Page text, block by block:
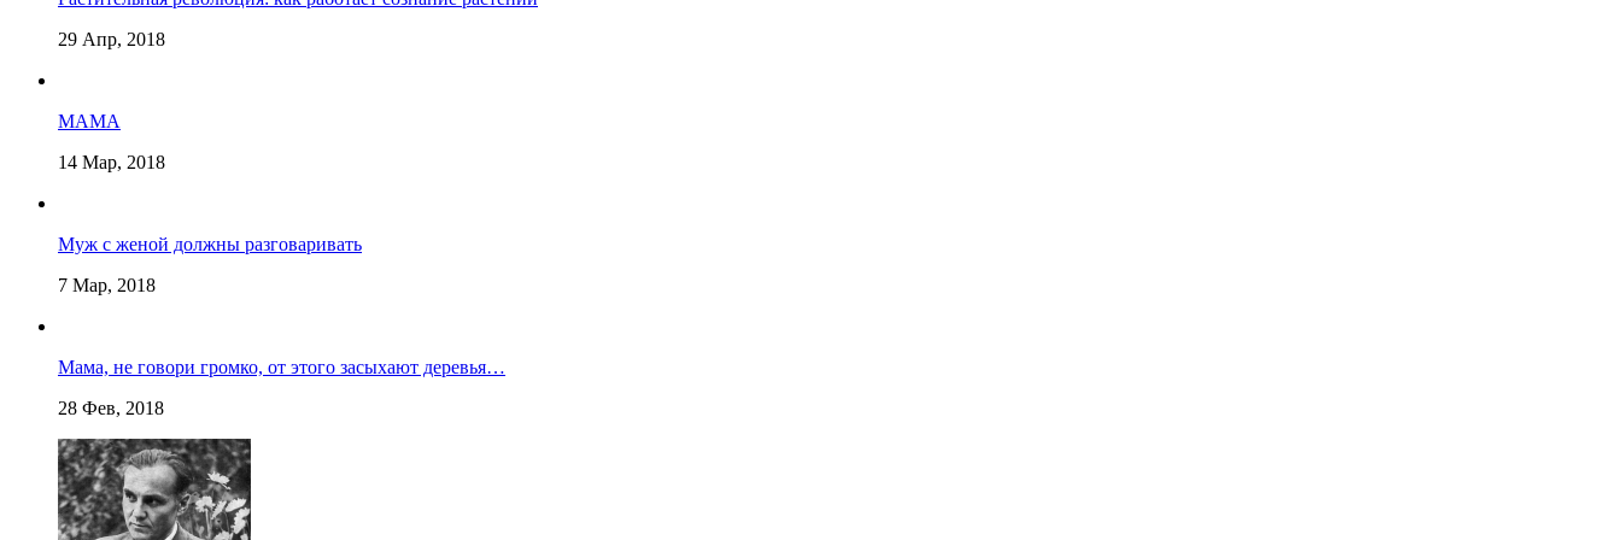
29 Апр, 2018
МАМА
14 Мар, 2018
Муж с женой должны разговаривать
7 Мар, 2018
Мама, не говори громко, от этого засыхают деревья…
28 Фев, 2018